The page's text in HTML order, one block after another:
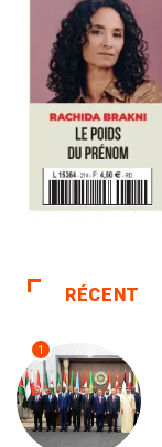
RÉCENT
1